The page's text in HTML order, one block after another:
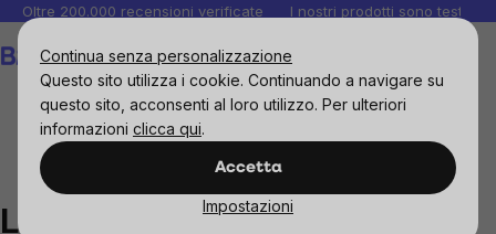
Continua senza personalizzazione
Questo sito utilizza i cookie. Continuando a navigare su
questo sito, acconsenti al loro utilizzo. Per ulteriori
informazioni clicca qui.
Accetta
Impostazioni
Salta
contenuto
Oltre 200.000 recensioni verificate I nostri prodotti sono testati
Lavoro a distanza vs. ufficio: Come lavorare
efficacemente da casa?
Lavoro a distanza vs. ufficio: